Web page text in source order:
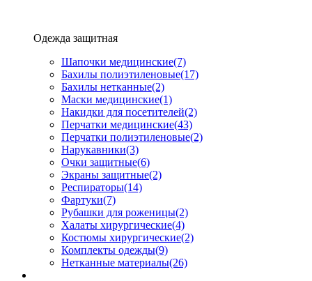
Одежда защитная
Шапочки медицинские(7)
Бахилы полиэтиленовые(17)
Бахилы нетканные(2)
Маски медицинские(1)
Накидки для посетителей(2)
Перчатки медицинские(43)
Перчатки полиэтиленовые(2)
Нарукавники(3)
Очки защитные(6)
Экраны защитные(2)
Рeспираторы(14)
Фартуки(7)
Рубашки для роженицы(2)
Халаты хирургические(4)
Костюмы хирургические(2)
Комплекты одежды(9)
Нетканные материалы(26)